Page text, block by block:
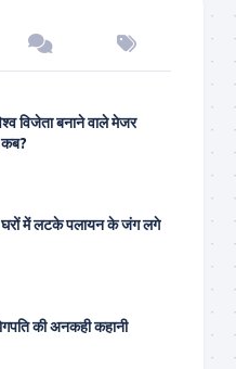
विजेता बनाने वाले मेजर
कब?
में लटके पलायन के जंग लगे
की अनकही कहानी